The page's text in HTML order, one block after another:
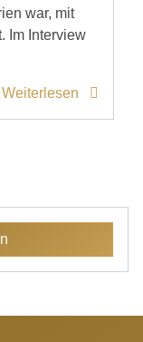
war, mit
Im Interview
Weiterlesen